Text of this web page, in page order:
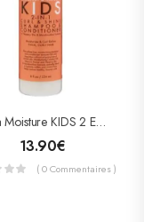
Shea Moisture KIDS 2 En 1 Shampooing & Conditioneur (Curl & Shine)
13.90€
( 0 Commentaires )